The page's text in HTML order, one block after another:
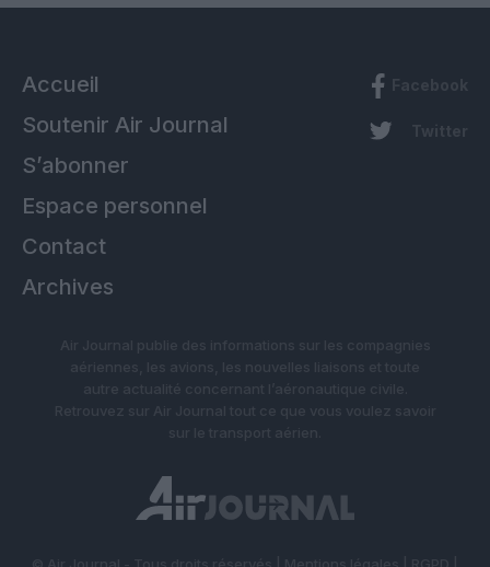
Accueil
Soutenir Air Journal
S’abonner
Espace personnel
Contact
Archives